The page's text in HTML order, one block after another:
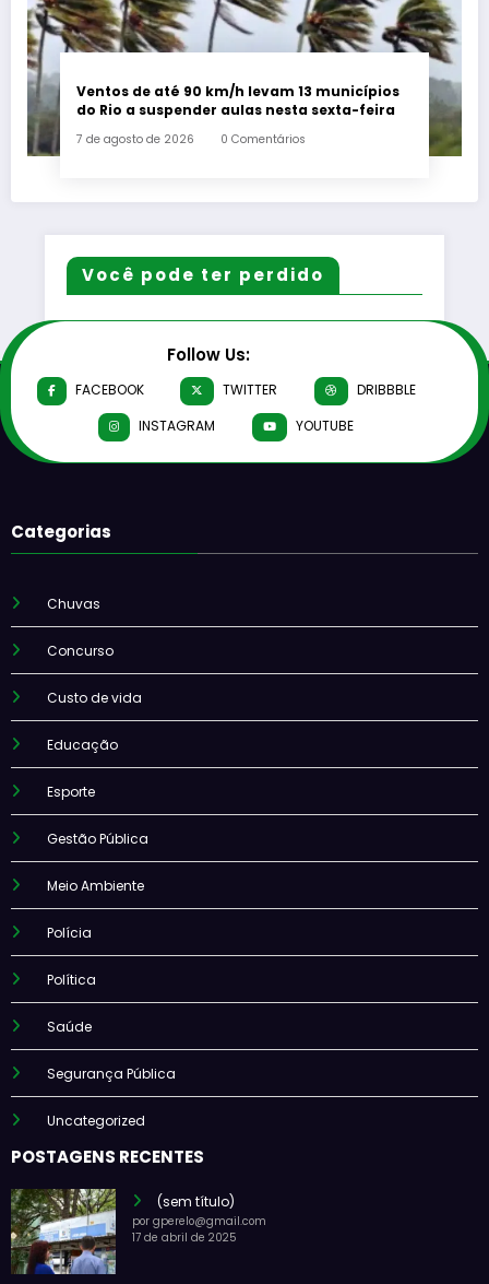
Ventos de até 90 km/h levam 13 municípios
do Rio a suspender aulas nesta sexta-feira
7 de agosto de 2026 0 Comentários
Você pode ter perdido
Follow Us:
FACEBOOK TWITTER
DRIBBBLE
INSTAGRAM
YOUTUBE
Categorias
Chuvas
Concurso
Custo de vida
Educação
Esporte
Gestão Pública
Meio Ambiente
Polícia
Política
Saúde
Segurança Pública
Uncategorized
POSTAGENS RECENTES
(sem título)
por gperelo@gmail.com
17 de abril de 2025